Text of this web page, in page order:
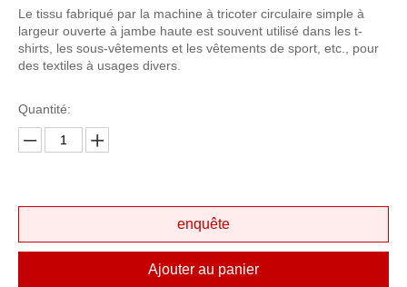
Le tissu fabriqué par la machine à tricoter circulaire simple à
largeur ouverte à jambe haute est souvent utilisé dans les t-
shirts, les sous-vêtements et les vêtements de sport, etc., pour
des textiles à usages divers.
Quantité:
enquête
Ajouter au panier